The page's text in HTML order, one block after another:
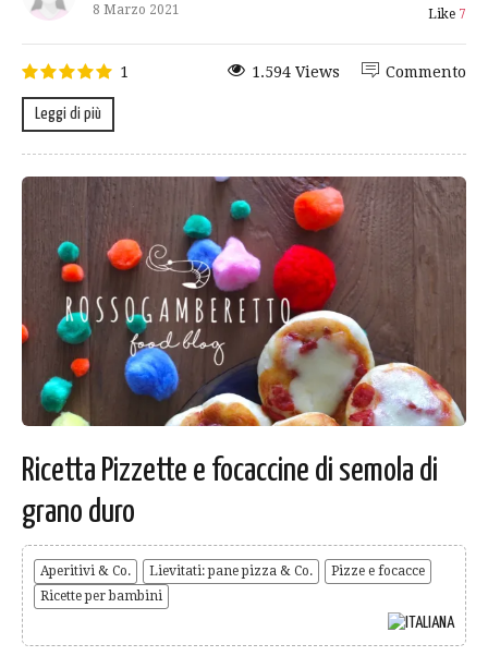
8 Marzo 2021 Like 7
1
Leggi di più
Commento
1.594 Views
Ricetta Pizzette e focaccine di semola di
grano duro
Aperitivi & Co. Lievitati: pane pizza & Co.
Pizze e focacce
Ricette per bambini